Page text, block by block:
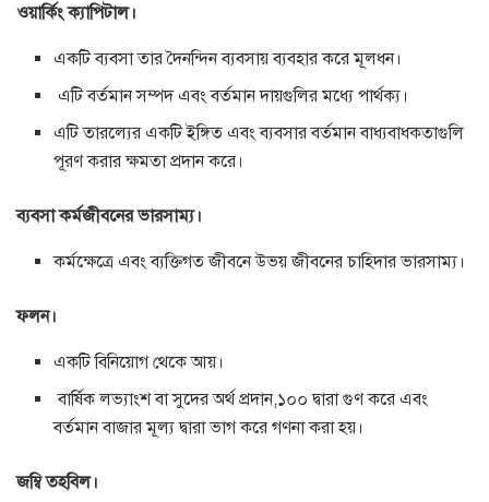
ওয়ার্কিং ক্যাপিটাল।
একটি ব্যবসা তার দৈনন্দিন ব্যবসায় ব্যবহার করে মূলধন।
এটি বর্তমান সম্পদ এবং বর্তমান দায়গুলির মধ্যে পার্থক্য।
এটি তারল্যের একটি ইঙ্গিত এবং ব্যবসার বর্তমান বাধ্যবাধকতাগুলি
পূরণ করার ক্ষমতা প্রদান করে।
ব্যবসা কর্মজীবনের ভারসাম্য।
কর্মক্ষেত্রে এবং ব্যক্তিগত জীবনে উভয় জীবনের চাহিদার ভারসাম্য।
ফলন।
একটি বিনিয়োগ থেকে আয়।
বার্ষিক লভ্যাংশ বা সুদের অর্থ প্রদান,১০০ দ্বারা গুণ করে এবং
বর্তমান বাজার মূল্য দ্বারা ভাগ করে গণনা করা হয়।
জম্বি তহবিল।